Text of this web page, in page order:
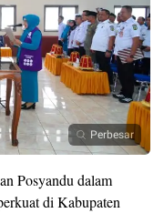
Perbesar
Posyandu dalam
di Kabupaten